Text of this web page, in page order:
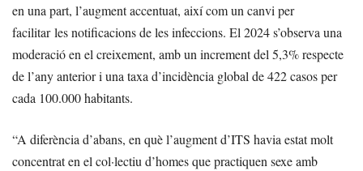
en una part, l’augment accentuat, així com un canvi per
facilitar les notificacions de les infeccions. El 2024 s’observa una
moderació en el creixement, amb un increment del 5,3% respecte
de l’any anterior i una taxa d’incidència global de 422 casos per
cada 100.000 habitants.
“A diferència d’abans, en què l’augment d’ITS havia estat molt
concentrat en el col·lectiu d’homes que practiquen sexe amb